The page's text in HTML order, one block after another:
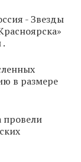
- Звезды
в размере
провели